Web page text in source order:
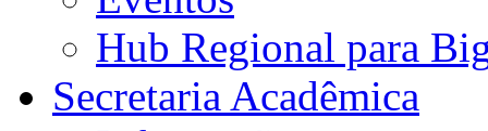
Hub Regional para
Secretaria Acadêmica